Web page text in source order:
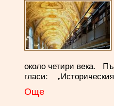
около четири века.
гласи:
Oще